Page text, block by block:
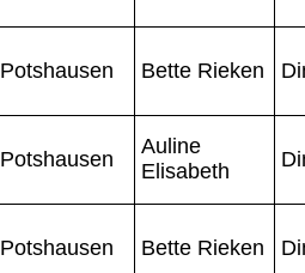
Potshausen Bette Rieken
Potshausen
Auline
Elisabeth
Potshausen Bette Rieken